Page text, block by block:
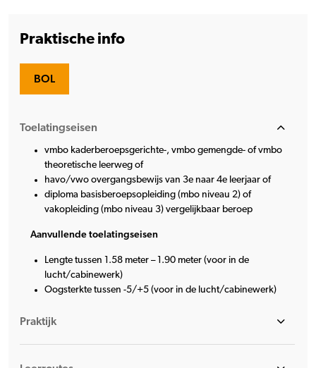
Praktische info
BOL
Toelatingseisen
vmbo kaderberoepsgerichte-, vmbo gemengde- of vmbo
theoretische leerweg of
havo/vwo overgangsbewijs van 3e naar 4e leerjaar of
diploma basisberoepsopleiding (mbo niveau 2) of
vakopleiding (mbo niveau 3) vergelijkbaar beroep
Aanvullende toelatingseisen
Lengte tussen 1.58 meter – 1.90 meter (voor in de
lucht/cabinewerk)
Oogsterkte tussen -5/+5 (voor in de lucht/cabinewerk)
Praktijk